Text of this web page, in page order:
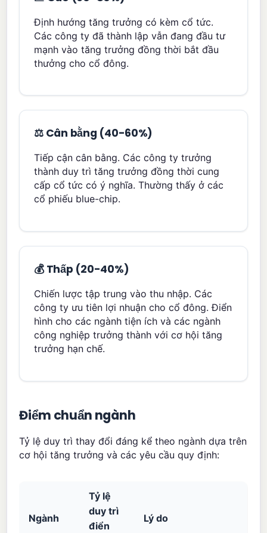
Định hướng tăng trưởng có kèm cổ tức.
Các công ty đã thành lập vẫn đang đầu tư
mạnh vào tăng trưởng đồng thời bắt đầu
thưởng cho cổ đông.
⚖️ Cân bằng (40-60%)
Tiếp cận cân bằng. Các công ty trưởng
thành duy trì tăng trưởng đồng thời cung
cấp cổ tức có ý nghĩa. Thường thấy ở các
cổ phiếu blue-chip.
💰 Thấp (20-40%)
Chiến lược tập trung vào thu nhập. Các
công ty ưu tiên lợi nhuận cho cổ đông. Điển
hình cho các ngành tiện ích và các ngành
công nghiệp trưởng thành với cơ hội tăng
trưởng hạn chế.
Điểm chuẩn ngành
Tỷ lệ duy trì thay đổi đáng kể theo ngành dựa trên
cơ hội tăng trưởng và các yêu cầu quy định:
Ngành
Tỷ lệ
duy trì
điển
Lý do